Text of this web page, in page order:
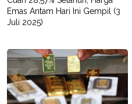
A
T
D
A
G
E
S
K
O
N
T
L
I
P
S
Emas Antam Hari Ini Gempil (3
Juli 2025)